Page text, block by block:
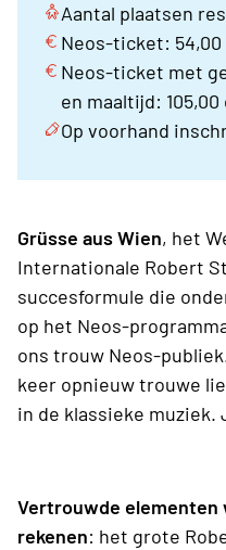
Aantal plaatsen
Neos-ticket:
Neos-ticket met
en maaltijd:
Op voorhand
Grüsse aus Wien, het
Internationale Robert
succesformule die
op het Neos-
ons trouw Neos-
keer opnieuw trouwe
in de klassieke muziek.
Vertrouwde elementen
rekenen: het grote